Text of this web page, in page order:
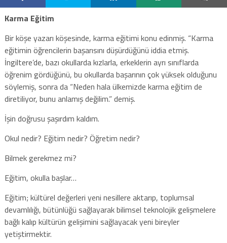
Karma Eğitim
Bir köşe yazarı köşesinde, karma eğitimi konu edinmiş. “Karma
eğitimin öğrencilerin başarısını düşürdüğünü iddia etmiş.
İngiltere’de, bazı okullarda kızlarla, erkeklerin ayrı sınıflarda
öğrenim gördüğünü, bu okullarda başarının çok yüksek olduğunu
söylemiş, sonra da “Neden hala ülkemizde karma eğitim de
diretiliyor, bunu anlamış değilim.” demiş.
İşin doğrusu şaşırdım kaldım.
Okul nedir? Eğitim nedir? Öğretim nedir?
Bilmek gerekmez mi?
Eğitim, okulla başlar…
Eğitim; kültürel değerleri yeni nesillere aktarıp, toplumsal
devamlılığı, bütünlüğü sağlayarak bilimsel teknolojik gelişmelere
bağlı kalıp kültürün gelişimini sağlayacak yeni bireyler
yetiştirmektir.